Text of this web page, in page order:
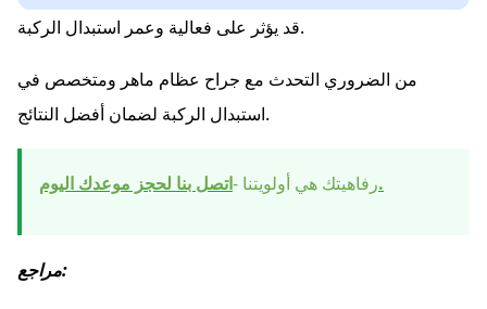
قد يؤثر على فعالية وعمر استبدال الركبة.
من الضروري التحدث مع جراح عظام ماهر ومتخصص في
استبدال الركبة لضمان أفضل النتائج.
رفاهيتك هي أولويتنا -اتصل بنا لحجز موعدك اليوم.
مراجع: